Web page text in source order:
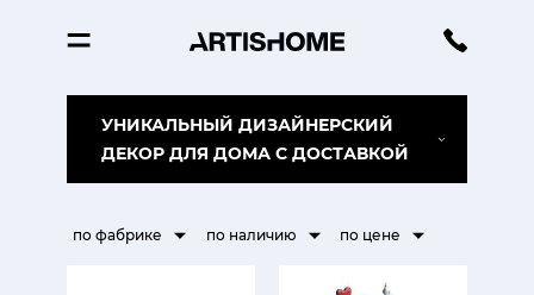
УНИКАЛЬНЫЙ ДИЗАЙНЕРСКИЙ
ДЕКОР ДЛЯ ДОМА С ДОСТАВКОЙ
по фабрике по наличию по цене